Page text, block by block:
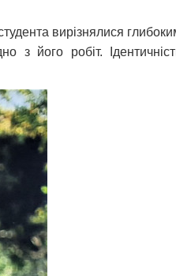
вирізнялися
з його робіт.